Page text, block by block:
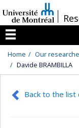
au
contenu
/
Menu
Home Our
Davide BRAMBILLA
Back to the